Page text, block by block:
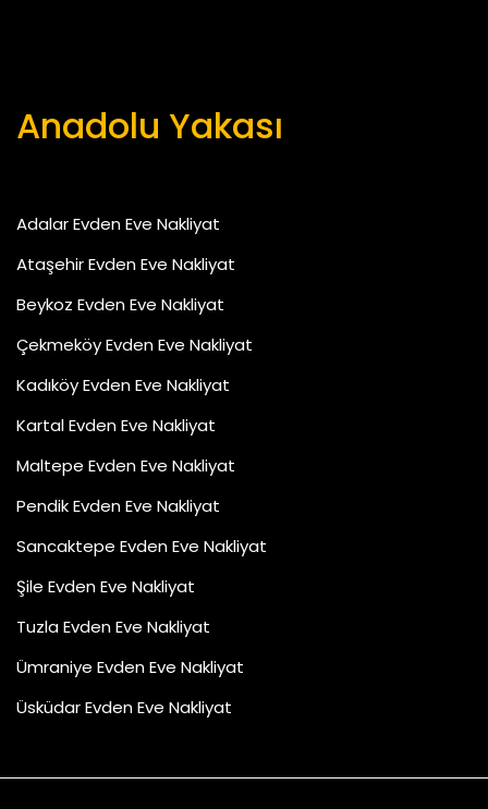
Anadolu Yakası
Adalar Evden Eve Nakliyat
Ataşehir Evden Eve Nakliyat
Beykoz Evden Eve Nakliyat
Çekmeköy Evden Eve Nakliyat
Kadıköy Evden Eve Nakliyat
Kartal Evden Eve Nakliyat
Maltepe Evden Eve Nakliyat
Pendik Evden Eve Nakliyat
Sancaktepe Evden Eve Nakliyat
Şile Evden Eve Nakliyat
Tuzla Evden Eve Nakliyat
Ümraniye Evden Eve Nakliyat
Üsküdar Evden Eve Nakliyat